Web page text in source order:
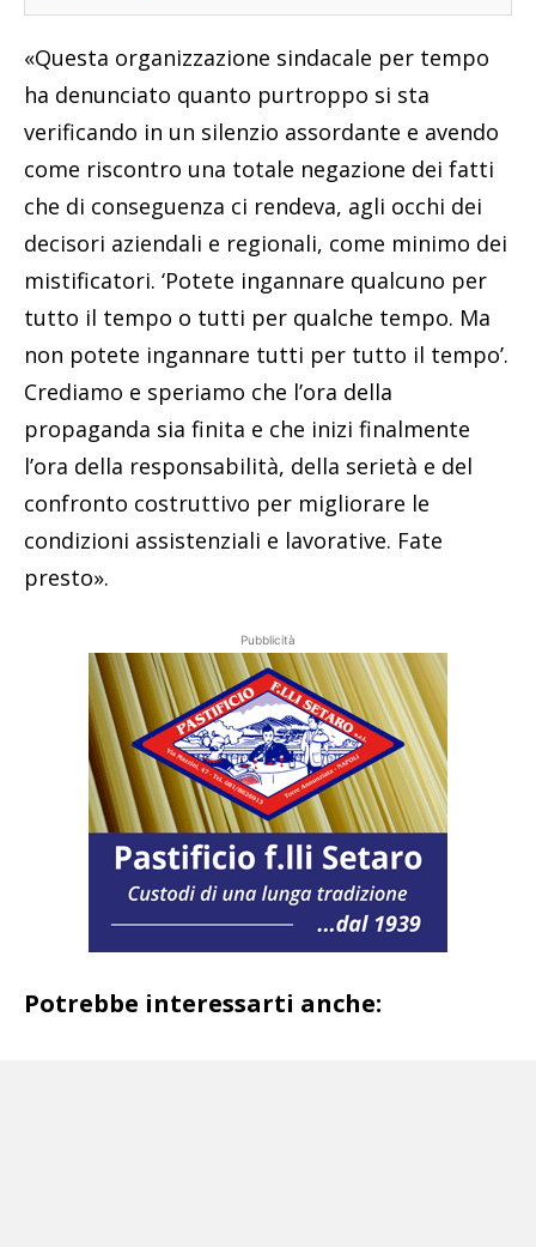
«Questa organizzazione sindacale per tempo
ha denunciato quanto purtroppo si sta
verificando in un silenzio assordante e avendo
come riscontro una totale negazione dei fatti
che di conseguenza ci rendeva, agli occhi dei
decisori aziendali e regionali, come minimo dei
mistificatori. ‘Potete ingannare qualcuno per
tutto il tempo o tutti per qualche tempo. Ma
non potete ingannare tutti per tutto il tempo’.
Crediamo e speriamo che l’ora della
propaganda sia finita e che inizi finalmente
l’ora della responsabilità, della serietà e del
confronto costruttivo per migliorare le
condizioni assistenziali e lavorative. Fate
presto».
Pubblicità
Potrebbe interessarti anche: